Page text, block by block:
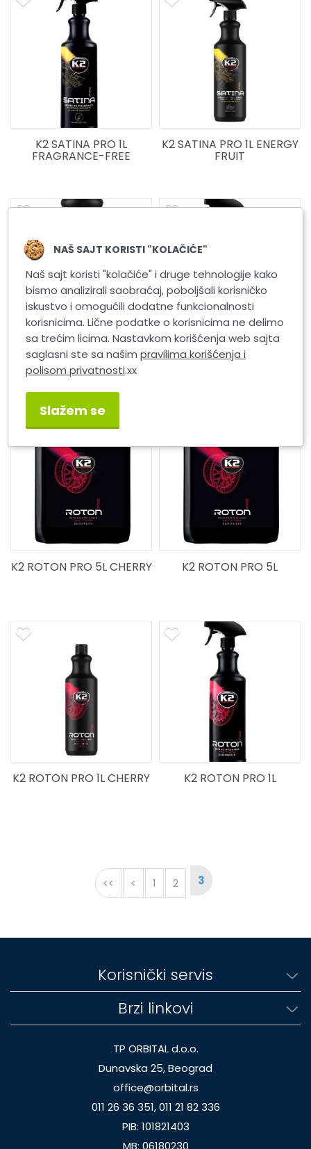
K2 SATINA PRO 1L
FRAGRANCE-FREE
K2 SATINA PRO 1L ENERGY
FRUIT
K2 SATINA PRO 1L SUNSET
FRESH
K2 SATINA PRO 1L
K2 ROTON PRO 5L CHERRY K2 ROTON PRO 5L
K2 ROTON PRO 1L CHERRY K2 ROTON PRO 1L
<< < 1 2 3
Korisnički servis
Brzi linkovi
TP ORBITAL d.o.o.
Dunavska 25, Beograd
office@orbital.rs
011 26 36 351, 011 21 82 336
PIB: 101821403
MB: 06180230
NAŠ SAJT KORISTI "KOLAČIĆE"
Naš sajt koristi "kolačiće" i druge tehnologije kako
bismo analizirali saobraćaj, poboljšali korisničko
iskustvo i omogućili dodatne funkcionalnosti
korisnicima. Lične podatke o korisnicima ne delimo
sa trećim licima. Nastavkom korišćenja web sajta
saglasni ste sa našimpravilima korišćenja i
polisom privatnosti.xx
Slažem se